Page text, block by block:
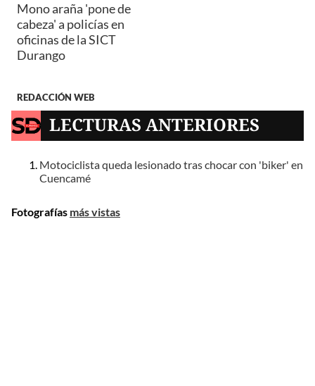
Mono araña 'pone de
cabeza' a policías en
oficinas de la SICT
Durango
REDACCIÓN WEB
LECTURAS ANTERIORES
Motociclista queda lesionado tras chocar con 'biker' en
Cuencamé
Fotografías más vistas